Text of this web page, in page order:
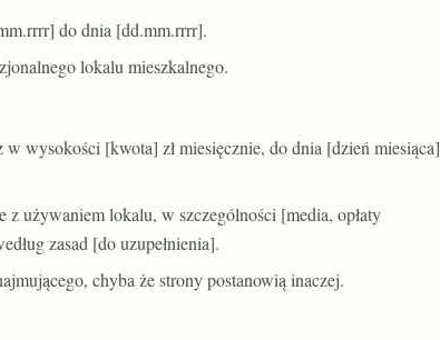
do dnia [dd.mm.rrrr].
lokalu mieszkalnego.
wysokości [kwota] zł miesięcznie, do dnia [dzień miesiąca]
z używaniem lokalu, w szczególności [media, opłaty
zasad [do uzupełnienia].
chyba że strony postanowią inaczej.